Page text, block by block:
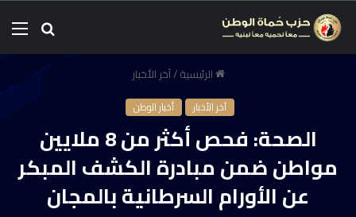
الرئيسية/آخر الأخبار
آخر الأخبار أخبار الوطن
الصحة: فحص أكثر من 8 ملايين
مواطن ضمن مبادرة الكشف المبكر
عن الأورام السرطانية بالمجان